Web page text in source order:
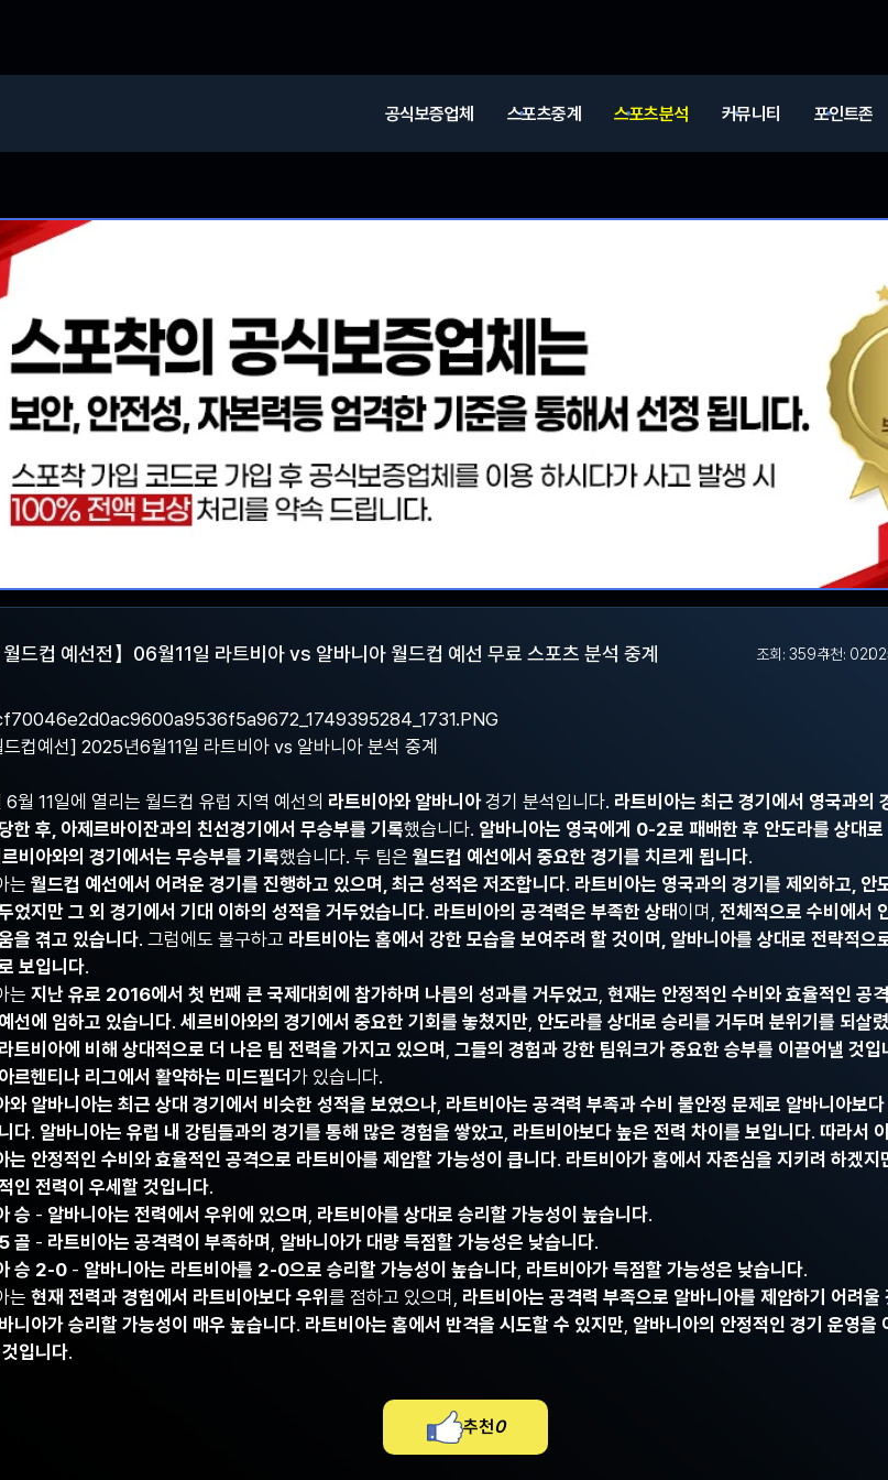
공식보증업체 스포츠중계 스포츠분석 커뮤니티 포인트존
월드컵 예선전】06월11일 라트비아 vs 알바니아 월드컵 예선 무료 스포츠 분석 중계 조회: 359추천: 0
컵예선] 2025년6월11일 라트비아 vs 알바니아 분석 중계
월 11일에 열리는 월드컵 유럽 지역 예선의 라트비아와 알바니아경기 분석입니다. 라트비아는 최근 경기에서 영국과의
한 후, 아제르바이잔과의 친선경기에서 무승부를 기록했습니다. 알바니아는 영국에게 0-2로 패배한 후 안도라를 상대로
비아와의 경기에서는 무승부를 기록했습니다. 두 팀은 월드컵 예선에서 중요한 경기를 치르게 됩니다.
는 월드컵 예선에서 어려운 경기를 진행하고 있으며, 최근 성적은 저조합니다. 라트비아는 영국과의 경기를 제외하고, 안
었지만 그 외 경기에서 기대 이하의 성적을 거두었습니다. 라트비아의 공격력은 부족한 상태 이며, 전체적으로 수비에서
을 겪고 있습니다. 그럼에도 불구하고 라트비아는 홈에서 강한 모습을 보여주려 할 것이며, 알바니아를 상대로 전략적으
보입니다.
는 지난 유로 2016에서 첫 번째 큰 국제대회에 참가하며 나름의 성과를 거두었고 현재는 안정적인 수비와 효율적인 공
선에 임하고 있습니다. 세르비아와의 경기에서 중요한 기회를 놓쳤지만 안도라를 상대로 승리를 거두며 분위기를 되살
트비아에 비해 상대적으로 더 나은 팀 전력을 가지고 있으며 그들의 경험과 강한 팀워크가 중요한 승부를 이끌어낼 것입
르헨티나 리그에서 활약하는 미드필더 가 있습니다.
와 알바니아는 최근 상대 경기에서 비슷한 성적을 보였으나 라트비아는 공격력 부족과 수비 불안정 문제로 알바니아보
다. 알바니아는 유럽 내 강팀들과의 경기를 통해 많은 경험을 쌓았고 라트비아보다 높은 전력 차이를 보입니다. 따라서
는 안정적인 수비와 효율적인 공격으로 라트비아를 제압할 가능성이 큽니다. 라트비아가 홈에서 자존심을 지키려 하겠지
인 전력이 우세할 것입니다.
승 - 알바니아는 전력에서 우위에 있으며 라트비아를 상대로 승리할 가능성이 높습니다.
골 - 라트비아는 공격력이 부족하며 알바니아가 대량 득점할 가능성은 낮습니다.
승 2-0 - 알바니아는 라트비아를 2-0으로 승리할 가능성이 높습니다 라트비아가 득점할 가능성은 낮습니다.
는 현재 전력과 경험에서 라트비아보다 우위 를 점하고 있으며, 라트비아는 공격력 부족으로 알바니아를 제압하기 어려울
니아가 승리할 가능성이 매우 높습니다. 라트비아는 홈에서 반격을 시도할 수 있지만 알바니아의 안정적인 경기 운영을
입니다.
추천0